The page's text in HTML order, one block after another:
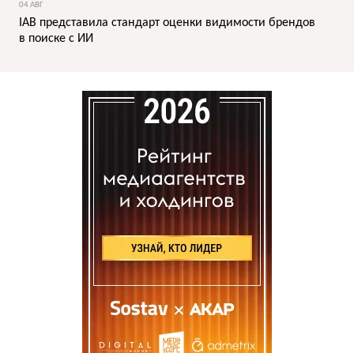
04 АВГ
IAB представила стандарт оценки видимости брендов
в поиске с ИИ